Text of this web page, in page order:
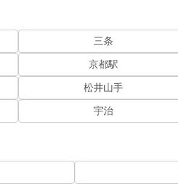
三条
京都駅
松井山手
宇治